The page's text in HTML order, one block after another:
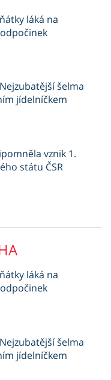
láká na
šelma
jídelníčkem
vznik 1.
státu ČSR
láká na
šelma
jídelníčkem